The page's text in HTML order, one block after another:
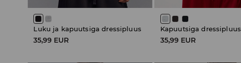
Luku ja kapuutsiga dressipluus
35,99 EUR
Kapuutsiga dressipluus
35,99 EUR